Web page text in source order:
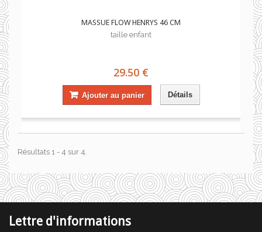
MASSUE FLOW HENRYS 46 CM
taille enfant
29.50 €
Ajouter au panier Détails
Résultats 1 - 4 sur 4.
Lettre d'informations